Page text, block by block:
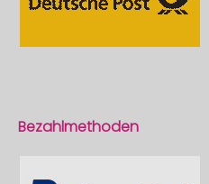
Bezahlmethoden